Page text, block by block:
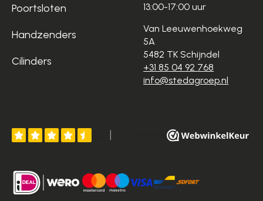
Poortsloten
Handzenders
Cilinders
13:00-17:00 uur
Van Leeuwenhoekweg
5A
5482 TK Schijndel
+31 85 04 92 768
info@stedagroep.nl